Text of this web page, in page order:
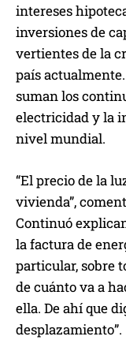
intereses
inversiones de
vertientes de la
país
suman los
electricidad y la
nivel mundial.
“El precio de la
vivienda”,
Continuó
la factura de
particular, sobre
de cuánto va a
ella. De ahí que
desplazamiento”.